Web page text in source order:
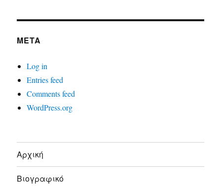
META
Log in
Entries feed
Comments feed
WordPress.org
Αρχική
Βιογραφικό